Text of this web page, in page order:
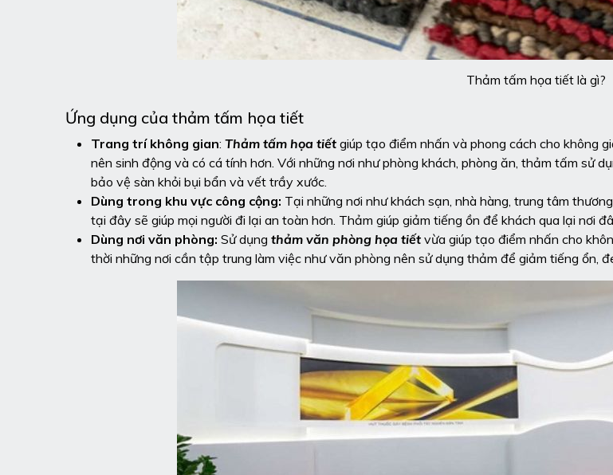
Thảm tấm họa tiết là gì?
Ứng dụng của thảm tấm họa tiết
Trang trí không gian: Thảm tấm họa tiết giúp tạo điểm nhấn và phong cách cho không
nên sinh động và có cá tính hơn. Với những nơi như phòng khách, phòng ăn, thảm tấm sử
bảo vệ sàn khỏi bụi bẩn và vết trầy xước.
Dùng trong khu vực công cộng: Tại những nơi như khách sạn, nhà hàng, trung tâm
tại đây sẽ giúp mọi người đi lại an toàn hơn. Thảm giúp giảm tiếng ồn để khách qua lại nơi
Dùng nơi văn phòng: Sử dụng thảm văn phòng họa tiết vừa giúp tạo điểm nhấn cho
thời những nơi cần tập trung làm việc như văn phòng nên sử dụng thảm để giảm tiếng ổn,